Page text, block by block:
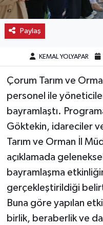
Paylaş
KEMAL YOLYAPAR
Çorum Tarım ve
personel ile
bayramlaştı.
Göktekin, idareciler
Tarım ve Orman İl
açıklamada
bayramlaşma
gerçekleştirildiği
Buna göre yapılan
birlik, beraberlik ve
Kargı
Oğuzlar
Ortaköy
Sungurlu
Uğurludağ